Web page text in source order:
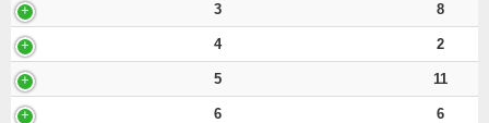
3 8
4 2
5 11
6 6